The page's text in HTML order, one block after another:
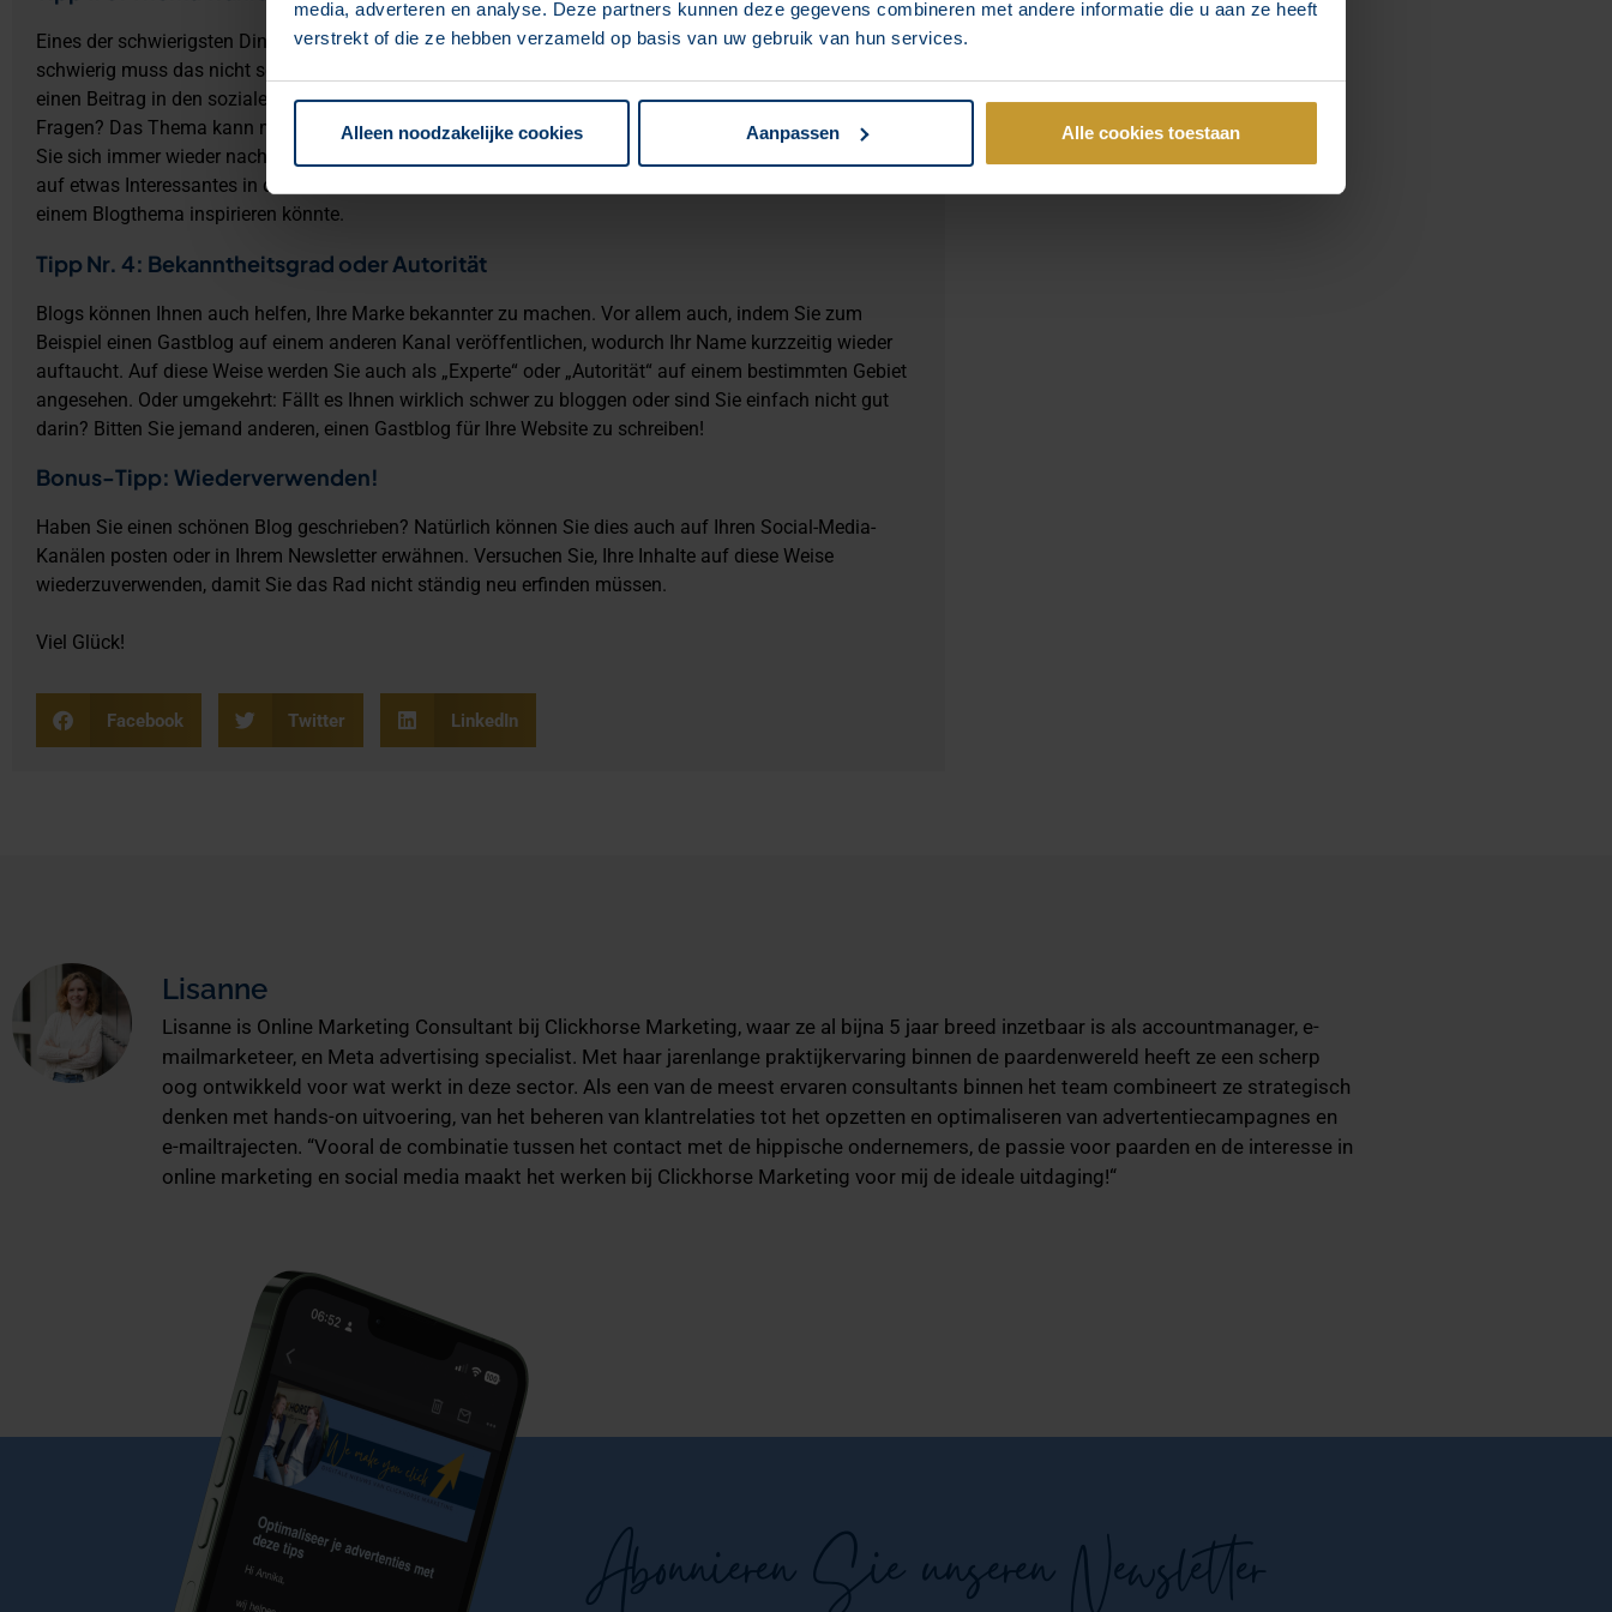
media, adverteren en analyse. Deze partners kunnen deze gegevens combineren met andere informatie die u aan ze heeft
verstrekt of die ze hebben verzameld op basis van uw gebruik van hun services.
Alleen noodzakelijke cookies Aanpassen Alle cookies toestaan
Eines der schwierigsten Dinge beim Schreiben eines Blogs ist die Auswahl eines Themas. Aber sehr
schwierig muss das nicht sein! Haben Sie zum Beispiel einen wirklich interessanten Newsletter oder
einen Beitrag in den sozialen Medien zu einem bestimmten Thema verfasst? Gab es viele Antworten auf
Fragen? Das Thema kann man wirklich wieder für einen Blog verwenden! Und achten Sie darauf, dass
Sie sich immer wieder nach Motiven umsehen“. So kann es beispielsweise passieren, dass Sie plötzlich
auf etwas Interessantes in den sozialen Medien oder in einem anderen Newsletter stoßen, das Sie zu
einem Blogthema inspirieren könnte.
Tipp Nr. 4: Bekanntheitsgrad oder Autorität
Blogs können Ihnen auch helfen, Ihre Marke bekannter zu machen. Vor allem auch, indem Sie zum
Beispiel einen Gastblog auf einem anderen Kanal veröffentlichen, wodurch Ihr Name kurzzeitig wieder
auftaucht. Auf diese Weise werden Sie auch als „Experte“ oder „Autorität“ auf einem bestimmten Gebiet
angesehen. Oder umgekehrt: Fällt es Ihnen wirklich schwer zu bloggen oder sind Sie einfach nicht gut
darin? Bitten Sie jemand anderen, einen Gastblog für Ihre Website zu schreiben!
Bonus-Tipp: Wiederverwenden!
Haben Sie einen schönen Blog geschrieben? Natürlich können Sie dies auch auf Ihren Social-Media-
Kanälen posten oder in Ihrem Newsletter erwähnen. Versuchen Sie, Ihre Inhalte auf diese Weise
wiederzuverwenden, damit Sie das Rad nicht ständig neu erfinden müssen.
Viel Glück!
Facebook Twitter LinkedIn
Lisanne
Lisanne is Online Marketing Consultant bij Clickhorse Marketing, waar ze al bijna 5 jaar breed inzetbaar is als accountmanager, e-
mailmarketeer, en Meta advertising specialist. Met haar jarenlange praktijkervaring binnen de paardenwereld heeft ze een scherp
oog ontwikkeld voor wat werkt in deze sector. Als een van de meest ervaren consultants binnen het team combineert ze strategisch
denken met hands-on uitvoering, van het beheren van klantrelaties tot het opzetten en optimaliseren van advertentiecampagnes en
e-mailtrajecten. “Vooral de combinatie tussen het contact met de hippische ondernemers, de passie voor paarden en de interesse in
online marketing en social media maakt het werken bij Clickhorse Marketing voor mij de ideale uitdaging!“
Abonnieren Sie unseren Newsletter